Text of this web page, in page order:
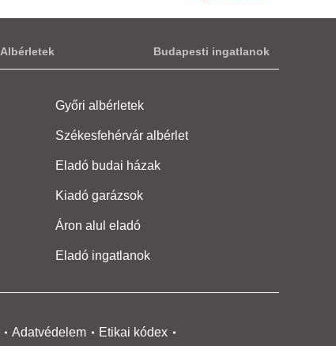
Albérletek Budapesti ingatlanok
Győri albérletek
Székesfehérvár albérlet
Eladó budai házak
Kiadó garázsok
Áron alul eladó
Eladó ingatlanok
Adatvédelem Etikai kódex